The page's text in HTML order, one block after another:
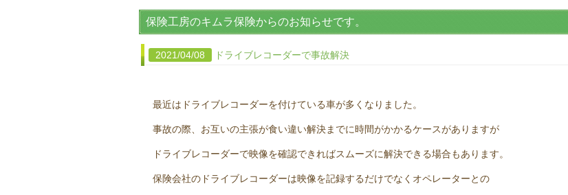
保険工房のキムラ保険からのお知らせです。
2021/04/08 ドライブレコーダーで事故解決
最近はドライブレコーダーを付けている車が多くなりました。
事故の際、お互いの主張が食い違い解決までに時間がかかるケースがありますが
ドライブレコーダーで映像を確認できればスムーズに解決できる場合もあります。
保険会社のドライブレコーダーは映像を記録するだけでなくオペレーターとの